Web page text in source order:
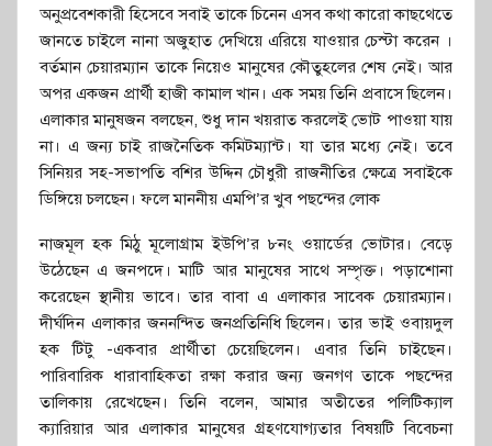
অনুপ্রবেশকারী হিসেবে সবাই তাকে চিনেন এসব কথা কারো কাছথেতে
জানতে চাইলে নানা অজুহাত দেখিয়ে এরিয়ে যাওয়ার চেস্টা করেন ।
বর্তমান চেয়ারম্যান তাকে নিয়েও মানুষের কৌতুহলের শেষ নেই। আর
অপর একজন প্রার্থী হাজী কামাল খান। এক সময় তিনি প্রবাসে ছিলেন।
এলাকার মানুষজন বলছেন, শুধু দান খয়রাত করলেই ভোট পাওয়া যায়
না। এ জন্য চাই রাজনৈতিক কমিটম্যান্ট। যা তার মধ্যে নেই। তবে
সিনিয়র সহ-সভাপতি বশির উদ্দিন চৌধুরী রাজনীতির ক্ষেত্রে সবাইকে
ডিঙ্গিয়ে চলছেন। ফলে মাননীয় এমপি’র খুব পছন্দের লোক
নাজমূল হক মিঠু মূলোগ্রাম ইউপি’র ৮নং ওয়ার্ডের ভোটার। বেড়ে
উঠেছেন এ জনপদে। মাটি আর মানুষের সাথে সম্পৃক্ত। পড়াশোনা
করেছেন স্থানীয় ভাবে। তার বাবা এ এলাকার সাবেক চেয়ারম্যান।
দীর্ঘদিন এলাকার জননন্দিত জনপ্রতিনিধি ছিলেন। তার ভাই ওবায়দুল
হক টিটু -একবার প্রার্থীতা চেয়েছিলেন। এবার তিনি চাইছেন।
পারিবারিক ধারাবাহিকতা রক্ষা করার জন্য জনগণ তাকে পছন্দের
তালিকায় রেখেছেন। তিনি বলেন, আমার অতীতের পলিটিক্যাল
ক্যারিয়ার আর এলাকার মানুষের গ্রহণযোগ্যতার বিষয়টি বিবেচনা